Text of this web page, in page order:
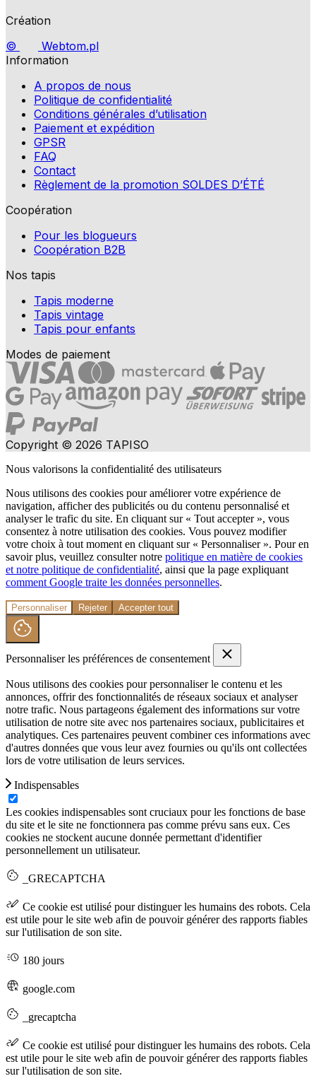
Création
©
Webtom.pl
Information
A propos de nous
Politique de confidentialité
Conditions générales d’utilisation
Paiement et expédition
GPSR
FAQ
Contact
Règlement de la promotion SOLDES D’ÉTÉ
Coopération
Pour les blogueurs
Coopération B2B
Nos tapis
Tapis moderne
Tapis vintage
Tapis pour enfants
Modes de paiement
Copyright © 2026 TAPISO
Nous valorisons la confidentialité des utilisateurs
Nous utilisons des cookies pour améliorer votre expérience de
navigation, afficher des publicités ou du contenu personnalisé et
analyser le trafic du site. En cliquant sur « Tout accepter », vous
consentez à notre utilisation des cookies. Vous pouvez modifier
votre choix à tout moment en cliquant sur « Personnaliser ». Pour en
savoir plus, veuillez consulter notre politique en matière de cookies
et notre politique de confidentialité, ainsi que la page expliquant
comment Google traite les données personnelles.
Personnaliser Rejeter Accepter tout
Personnaliser les préférences de consentement
Nous utilisons des cookies pour personnaliser le contenu et les
annonces, offrir des fonctionnalités de réseaux sociaux et analyser
notre trafic. Nous partageons également des informations sur votre
utilisation de notre site avec nos partenaires sociaux, publicitaires et
analytiques. Ces partenaires peuvent combiner ces informations avec
d'autres données que vous leur avez fournies ou qu'ils ont collectées
lors de votre utilisation de leurs services.
Indispensables
Les cookies indispensables sont cruciaux pour les fonctions de base
du site et le site ne fonctionnera pas comme prévu sans eux. Ces
cookies ne stockent aucune donnée permettant d'identifier
personnellement un utilisateur.
_GRECAPTCHA
Ce cookie est utilisé pour distinguer les humains des robots. Cela
est utile pour le site web afin de pouvoir générer des rapports fiables
sur l'utilisation de son site.
180 jours
google.com
_grecaptcha
Ce cookie est utilisé pour distinguer les humains des robots. Cela
est utile pour le site web afin de pouvoir générer des rapports fiables
sur l'utilisation de son site.